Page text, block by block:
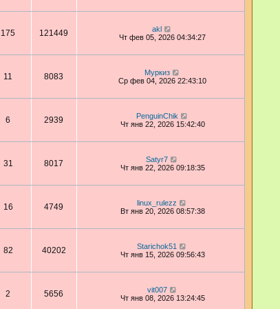
175 121449
akl
Чт фев 05, 2026 04:34:27
11 8083
Муркиз
Ср фев 04, 2026 22:43:10
6 2939
PenguinChik
Чт янв 22, 2026 15:42:40
31 8017
Satyr7
Чт янв 22, 2026 09:18:35
16 4749
linux_rulezz
Вт янв 20, 2026 08:57:38
82 40202
Starichok51
Чт янв 15, 2026 09:56:43
2 5656
vit007
Чт янв 08, 2026 13:24:45